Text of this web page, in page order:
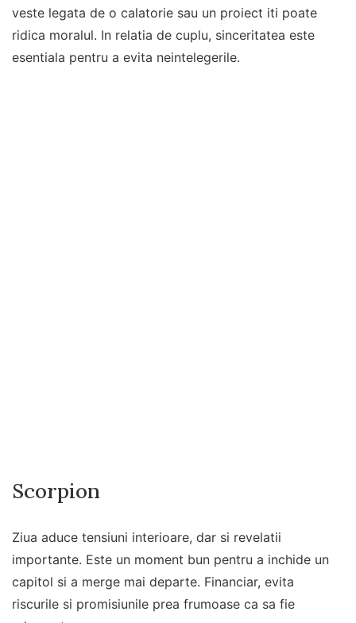
veste legata de o calatorie sau un proiect iti poate
ridica moralul. In relatia de cuplu, sinceritatea este
esentiala pentru a evita neintelegerile.
Scorpion
Ziua aduce tensiuni interioare, dar si revelatii
importante. Este un moment bun pentru a inchide un
capitol si a merge mai departe. Financiar, evita
riscurile si promisiunile prea frumoase ca sa fie